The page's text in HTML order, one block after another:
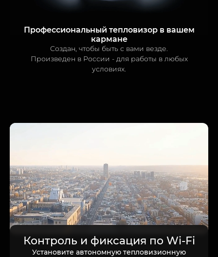
Профессиональный тепловизор в вашем
кармане
Cоздан, чтобы быть с вами везде.
Произведен в России - для работы в любых
условиях.
Контроль и фиксация по Wi-Fi
Установите автономную тепловизионную